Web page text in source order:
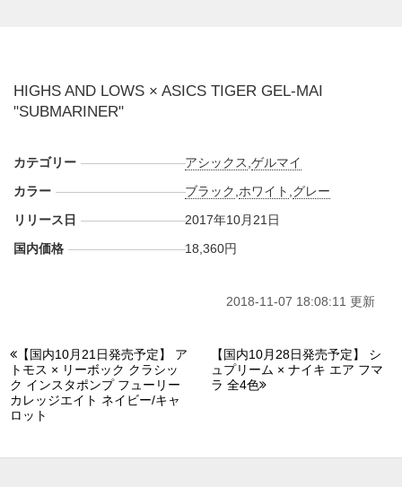
HIGHS AND LOWS × ASICS TIGER GEL-MAI
"SUBMARINER"
カテゴリー アシックス ,ゲルマイ
カラー
ブラック ホワイト グレー
リリース日
2017年10月21日
国内価格
18,360円
2018-11-07 18:08:11 更新
【国内10月21日発売予定】 ア
トモス × リーボック クラシッ
ク インスタポンプ フューリー
カレッジエイト ネイビー/キャ
ロット
【国内10月28日発売予定】 シ
ュプリーム × ナイキ エア フマ
ラ 全4色